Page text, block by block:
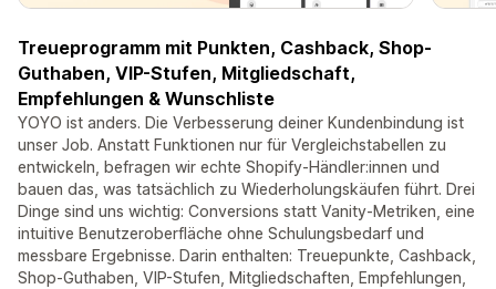
Treueprogramm mit Punkten, Cashback, Shop-
Guthaben, VIP-Stufen, Mitgliedschaft,
Empfehlungen & Wunschliste
YOYO ist anders. Die Verbesserung deiner Kundenbindung ist
unser Job. Anstatt Funktionen nur für Vergleichstabellen zu
entwickeln, befragen wir echte Shopify-Händler:innen und
bauen das, was tatsächlich zu Wiederholungskäufen führt. Drei
Dinge sind uns wichtig: Conversions statt Vanity-Metriken, eine
intuitive Benutzeroberfläche ohne Schulungsbedarf und
messbare Ergebnisse. Darin enthalten: Treuepunkte, Cashback,
Shop-Guthaben, VIP-Stufen, Mitgliedschaften, Empfehlungen,